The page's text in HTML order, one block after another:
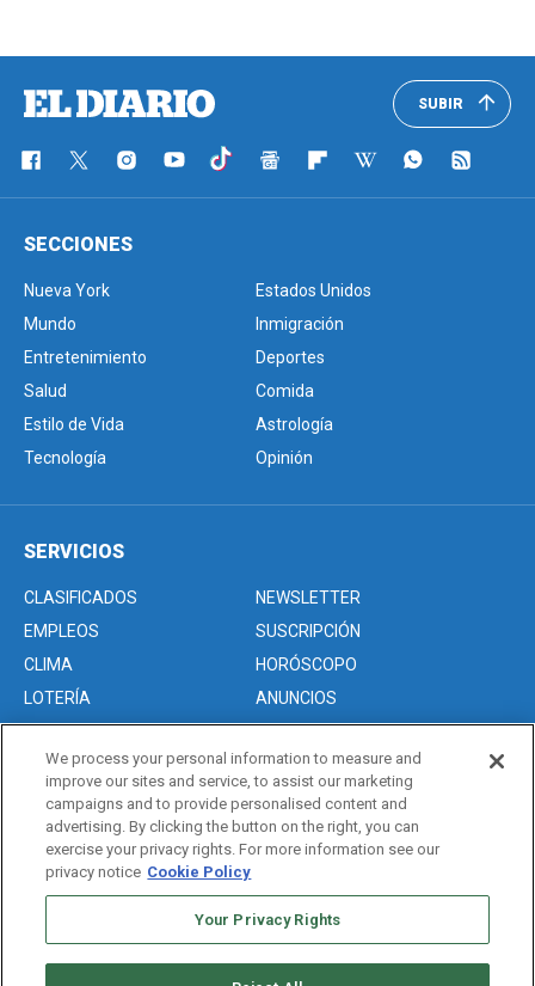
SUBIR
SECCIONES
Nueva York
Estados Unidos
Mundo
Inmigración
Entretenimiento
Deportes
Salud
Comida
Estilo de Vida
Astrología
Tecnología
Opinión
SERVICIOS
CLASIFICADOS
NEWSLETTER
EMPLEOS
SUSCRIPCIÓN
CLIMA
HORÓSCOPO
LOTERÍA
ANUNCIOS
Acerca de nosotros
Advertise with Us/Anuncios
Politica de Privacidad
Editorial Guidelines
We process your personal information to measure and
improve our sites and service, to assist our marketing
campaigns and to provide personalised content and
advertising. By clicking the button on the right, you can
exercise your privacy rights. For more information see our
privacy notice Cookie Policy
Your Privacy Rights